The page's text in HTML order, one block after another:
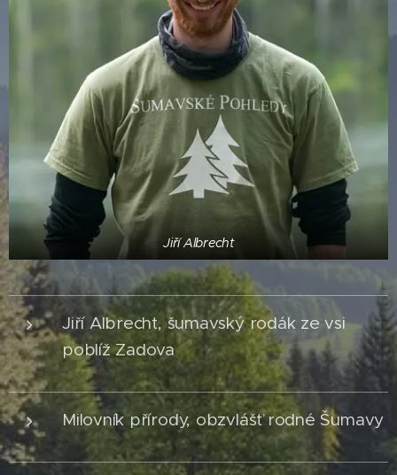
Jiří Albrecht
Jiří Albrecht, šumavský rodák ze vsi
poblíž Zadova
Milovník přírody, obzvlášť rodné Šumavy